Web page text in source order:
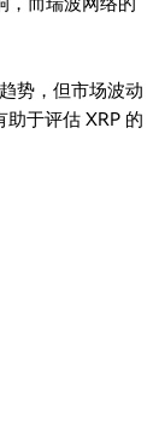
势，但市场波动
于评估 XRP 的